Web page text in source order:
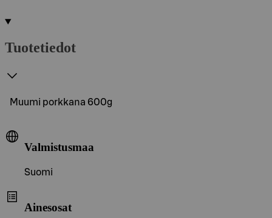
Tuotetiedot
Muumi porkkana 600g
Valmistusmaa
Suomi
Ainesosat